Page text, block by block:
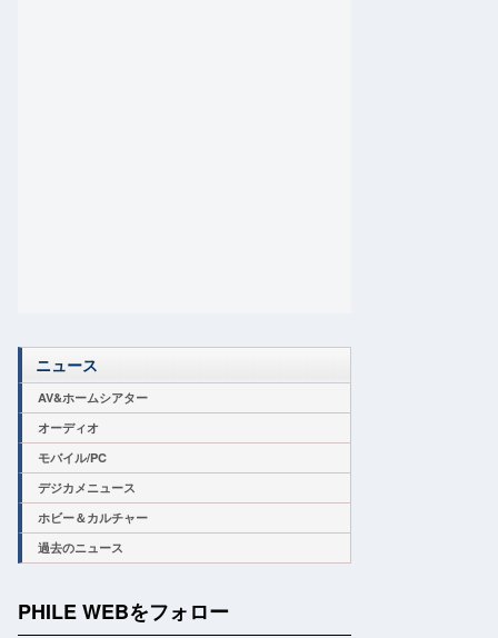
ニュース
AV&ホームシアター
オーディオ
モバイル/PC
デジカメニュース
ホビー＆カルチャー
過去のニュース
PHILE WEBをフォロー